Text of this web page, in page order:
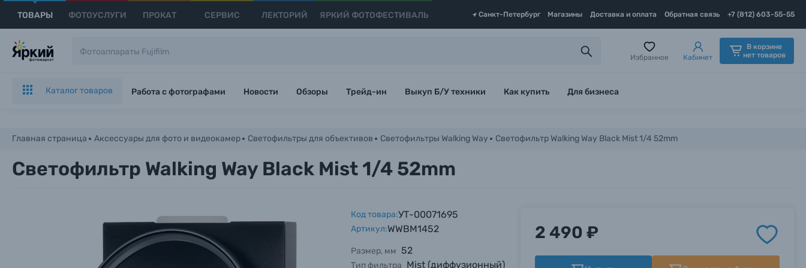
ТОВАРЫ ФОТОУСЛУГИ ПРОКАТ СЕРВИС ЛЕКТОРИЙ ЯРКИЙ ФОТОФЕСТИВАЛЬ Санкт-Петербург Магазины Доставка и оплата Обратная связь +7 (812) 603-55-55
Избранное Кабинет
В корзине
нет товаров
Каталог товаров Работа с фотографами Новости Обзоры Трейд-ин Выкуп Б/У техники Как купить Для бизнеса
Главная страница Аксессуары для фото и видеокамер Светофильтры для объективов Светофильтры Walking Way Светофильтр Walking Way Black Mist 1/4 52mm
Светофильтр Walking Way Black Mist 1/4 52mm
Код товара:УТ-00071695
Артикул:WWBM1452
Размер, мм 52
Тип фильтра Mist (диффузионный)
2 490 ₽